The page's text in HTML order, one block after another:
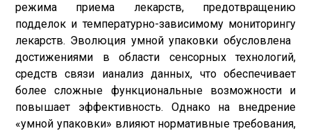
режима приема лекарств, предотвращению
подделок и температурно-зависимому мониторингу
лекарств. Эволюция умной упаковки обусловлена ​​
достижениями в области сенсорных технологий,
средств связи ианализ данных, что обеспечивает
более сложные функциональные возможности и
повышает эффективность. Однако на внедрение
«умной упаковки» влияют нормативные требования,